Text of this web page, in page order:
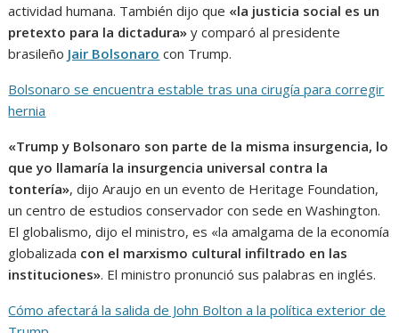
actividad humana. También dijo que «la justicia social es un
pretexto para la dictadura» y comparó al presidente
brasileño Jair Bolsonaro con Trump.
Bolsonaro se encuentra estable tras una cirugía para corregir
hernia
«Trump y Bolsonaro son parte de la misma insurgencia, lo
que yo llamaría la insurgencia universal contra la
tontería», dijo Araujo en un evento de Heritage Foundation,
un centro de estudios conservador con sede en Washington.
El globalismo, dijo el ministro, es «la amalgama de la economía
globalizada con el marxismo cultural infiltrado en las
instituciones». El ministro pronunció sus palabras en inglés.
Cómo afectará la salida de John Bolton a la política exterior de